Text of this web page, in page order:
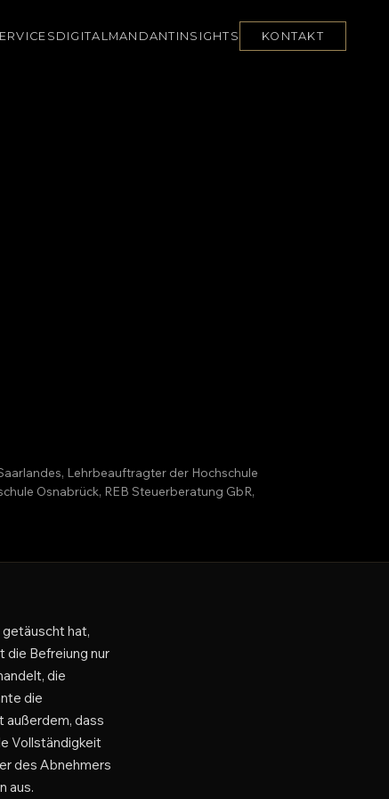
DIGITAL MANDANT INSIGHTS KONTAKT
Lehrbeauftragter der Hochschule
Osnabrück, REB Steuerberatung GbR,
hat,
die Befreiung nur
die
die
außerdem, dass
Vollständigkeit
des Abnehmers
aus.